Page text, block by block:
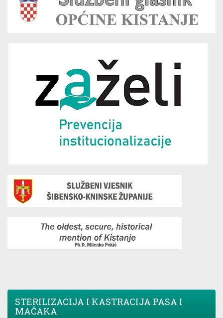
STERILIZACIJA I KASTRACIJA PASA I
MAČAKA